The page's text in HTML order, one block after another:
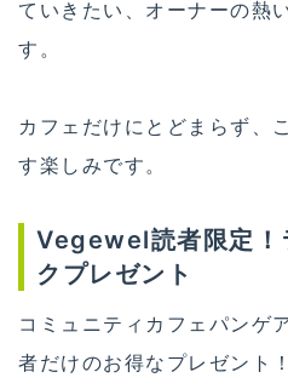
ていきたい、オーナーの熱
す。
カフェだけにとどまらず、
す楽しみです。
Vegewel読者限定！
クプレゼント
コミュニティカフェパンゲ
者だけのお得なプレゼント！